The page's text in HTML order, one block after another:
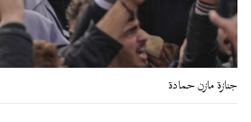
جنازة مازن حمادة